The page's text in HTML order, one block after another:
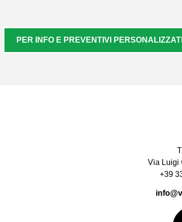
PER INFO E PREVENTIVI
Via Luigi
+39